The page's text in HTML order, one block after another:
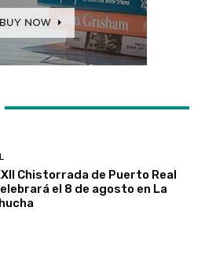
Chistorrada de Puerto Real
el 8 de agosto en La